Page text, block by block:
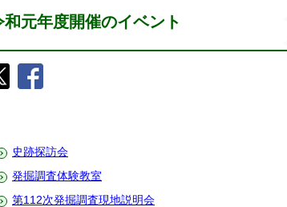
和元年度開催のイベント
史跡探訪会
発掘調査体験教室
第112次発掘調査現地説明会